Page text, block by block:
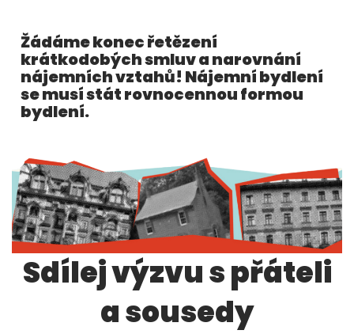
Žádáme konec řetězení
krátkodobých smluv a narovnání
nájemních vztahů! Nájemní bydlení
se musí stát rovnocennou formou
bydlení.
Sdílej výzvu s přáteli
a sousedy